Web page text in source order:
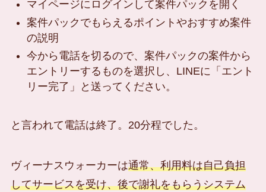
マイページにログインして案件パックを開く
案件パックでもらえるポイントやおすすめ案件
の説明
今から電話を切るので、案件パックの案件から
エントリーするものを選択し、LINEに「エント
リー完了」と送ってください。
と言われて電話は終了。20分程でした。
ヴィーナスウォーカーは通常、利用料は自己負担
してサービスを受け、後で謝礼をもらうシステム